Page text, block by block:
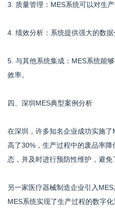
3. 质量管理：MES系统可以对生
4. 绩效分析：系统提供强大的数
5. 与其他系统集成：MES系统能
效率。
四、深圳MES典型案例分析
在深圳，许多知名企业成功实施
高了30%，生产过程中的废品率
态，并及时进行预防性维护，避
另一家医疗器械制造企业引入
MES系统实现了生产过程的数字